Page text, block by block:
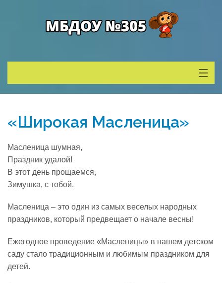
Деятельность
Родителям
Учитель года
Противодействие коррупции
Реализация соц заказа
«Широкая Масленица»
Масленица шумная,
Праздник удалой!
В этот день прощаемся,
Зимушка, с тобой.
Масленица – это один из самых веселых народных
праздников, который предвещает о начале весны!
Ежегодное проведение «Масленицы» в нашем детском
саду стало традиционным и любимым праздником для
детей.